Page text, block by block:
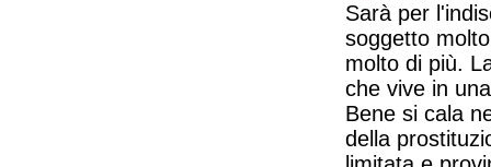
Sarà per
soggetto
molto di più.
che vive in
Bene si cala
della